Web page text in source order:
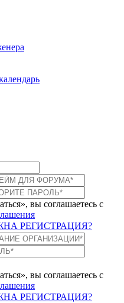
вы соглашаетесь с
РЕГИСТРАЦИЯ?
вы соглашаетесь с
РЕГИСТРАЦИЯ?